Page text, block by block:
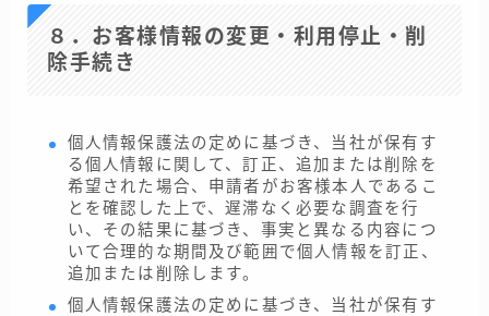
８．お客様情報の変更・利用停止・削
除手続き
個人情報保護法の定めに基づき、当社が保有す
る個人情報に関して、訂正、追加または削除を
希望された場合、申請者がお客様本人であるこ
とを確認した上で、遅滞なく必要な調査を行
い、その結果に基づき、事実と異なる内容につ
いて合理的な期間及び範囲で個人情報を訂正、
追加または削除します。
個人情報保護法の定めに基づき、当社が保有す